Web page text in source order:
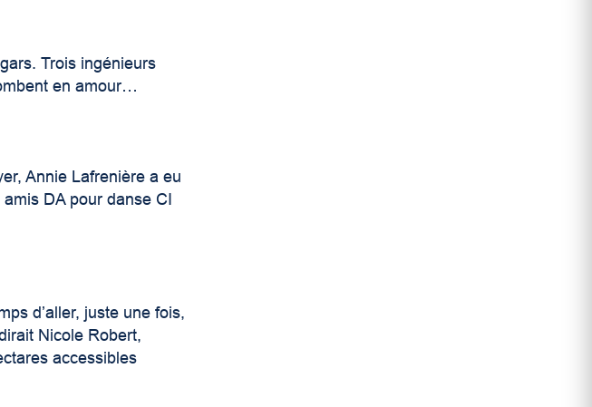
Trois ingénieurs
en amour…
Annie Lafrenière a eu
DA pour danse CI
d’aller, juste une fois,
Nicole Robert,
accessibles